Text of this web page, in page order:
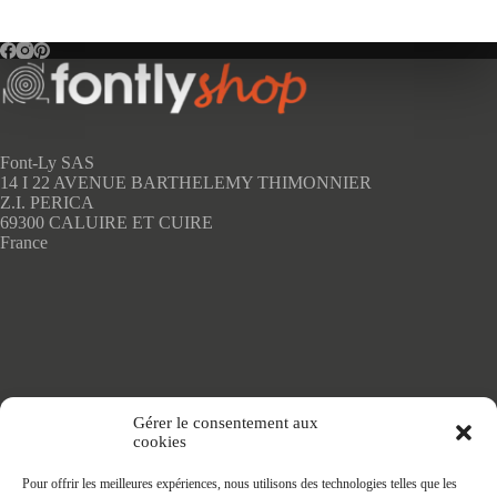
Gérer le consentement aux
cookies
Pour offrir les meilleures expériences, nous utilisons des technologies telles que les
Les
options
peuvent
être
la
page
du
produit
Font-Ly SAS
14 I 22 AVENUE BARTHELEMY THIMONNIER
Z.I. PERICA
69300 CALUIRE ET CUIRE
France
Adhésifs SANS PVC
Nappes